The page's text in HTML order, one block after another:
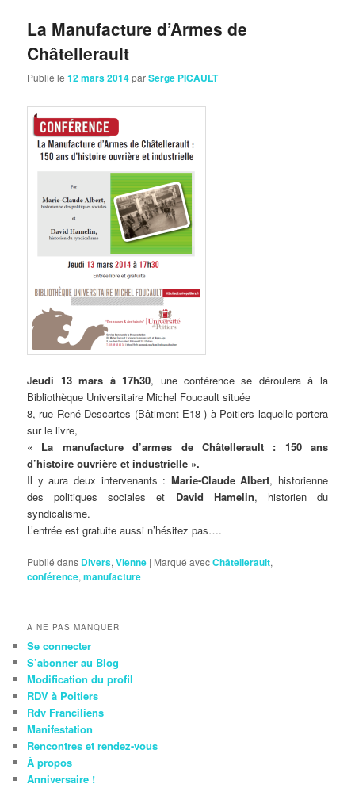
La Manufacture d’Armes de
Châtellerault
Publié le12 mars 2014parSerge PICAULT
Jeudi 13 mars à 17h30, une conférence se déroulera à la
Bibliothèque Universitaire Michel Foucault située
8, rue René Descartes (Bâtiment E18 ) à Poitiers laquelle portera
sur le livre,
« La manufacture d’armes de Châtellerault : 150 ans
d’histoire ouvrière et industrielle ».
Il y aura deux intervenants : Marie-Claude Albert, historienne
des politiques sociales et David Hamelin, historien du
syndicalisme.
L’entrée est gratuite aussi n’hésitez pas….
Publié dans Divers,Vienne | Marqué avecChâtellerault,
conférence,manufacture
A NE PAS MANQUER
Se connecter
S’abonner au Blog
Modification du profil
RDV à Poitiers
Rdv Franciliens
Manifestation
Rencontres et rendez-vous
À propos
Anniversaire !